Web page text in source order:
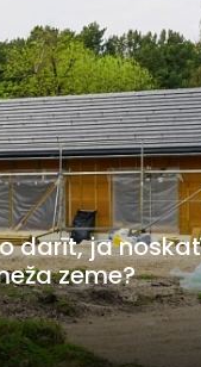
darīt, ja
zeme?